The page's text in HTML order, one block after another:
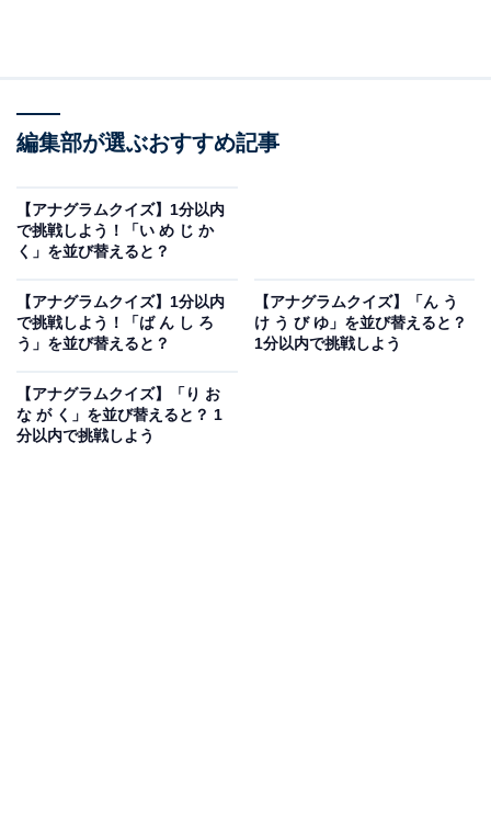
ヒント：最後の文字は「う」
あわせて読みたい
【アナグラムクイズ】1分以内で挑戦しよ
う！「い め じ か く」を並び替えると？
あわせて読みたい
で挑戦しよう
編集部が選ぶおすすめ記事
【アナグラムクイズ】1分以内
で挑戦しよう！「い め じ か
く」を並び替えると？
【アナグラムクイズ】1分以内
で挑戦しよう！「ば ん し ろ
う」を並び替えると？
【アナグラムクイズ】「ん う
け う び ゆ」を並び替えると？
1分以内で挑戦しよう
【アナグラムクイズ】「り お
な が く」を並び替えると？ 1
分以内で挑戦しよう